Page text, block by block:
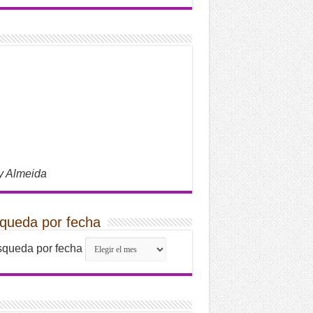
Almeida
por fecha
por fecha